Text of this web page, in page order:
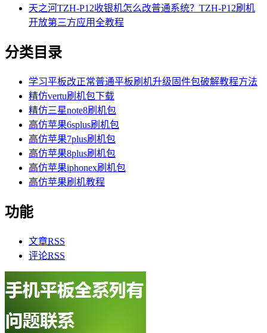
天之河TZH-P12收银机怎么改普通系统？TZH-P12刷机
开放第三方应用全教程
分类目录
学习平板改正常普通平板刷机升级固件包破解教程方法
精仿vertu刷机包下载
精仿三星note8刷机包
高仿苹果6splus刷机包
高仿苹果7plus刷机包
高仿苹果8plus刷机包
高仿苹果iphonex刷机包
高仿苹果刷机教程
功能
文章RSS
评论RSS